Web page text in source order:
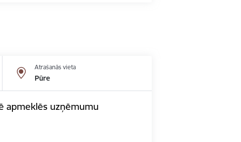
Atrašanās vieta
Pūre
apmeklēs uzņēmumu